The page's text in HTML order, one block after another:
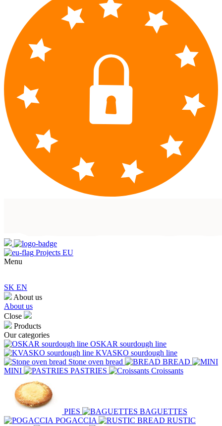
Projects EU
Menu
SK EN
About us
About us
Close
Products
Our categories
OSKAR sourdough line
KVASKO sourdough line
Stone oven bread
BREAD
MINI
PASTRIES Croissants
PIES
BAGUETTES
POGACCIA
RUSTIC